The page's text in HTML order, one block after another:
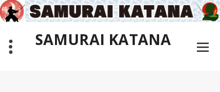
コ
ン
テ
SAMURAI KATANA